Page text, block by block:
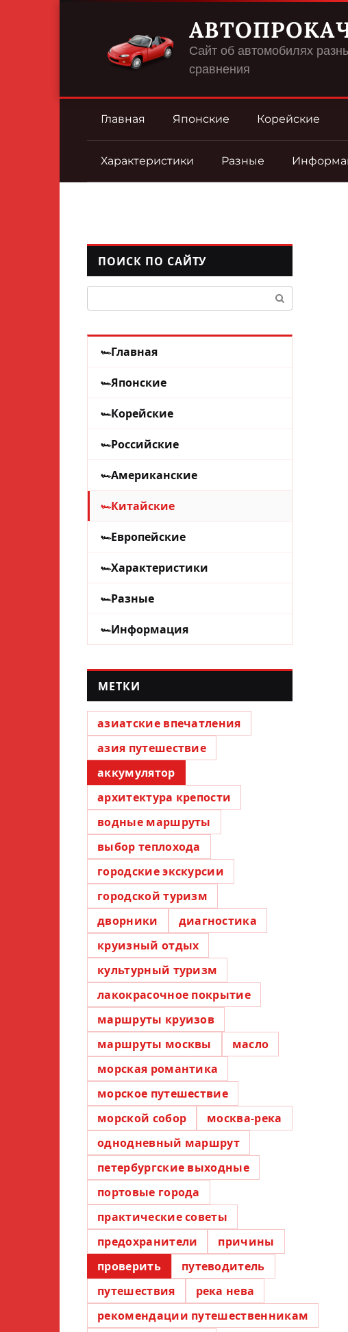
Сайт об автомобилях
сравнения
Главная Японские Корейские
Характеристики Разные
ПОИСК ПО САЙТУ
Главная
Японские
Корейские
Российские
Американские
Китайские
Европейские
Характеристики
Разные
Информация
МЕТКИ
азиатские впечатления
азия путешествие
аккумулятор
архитектура крепости
водные маршруты
выбор теплохода
городские экскурсии
городской туризм
дворники
диагностика
круизный отдых
культурный туризм
лакокрасочное покрытие
маршруты круизов
маршруты москвы
масло
морская романтика
морское путешествие
морской собор
москва-река
однодневный маршрут
петербургские выходные
портовые города
практические советы
предохранители
причины
проверить
путеводитель
путешествия
река нева
рекомендации путешественникам